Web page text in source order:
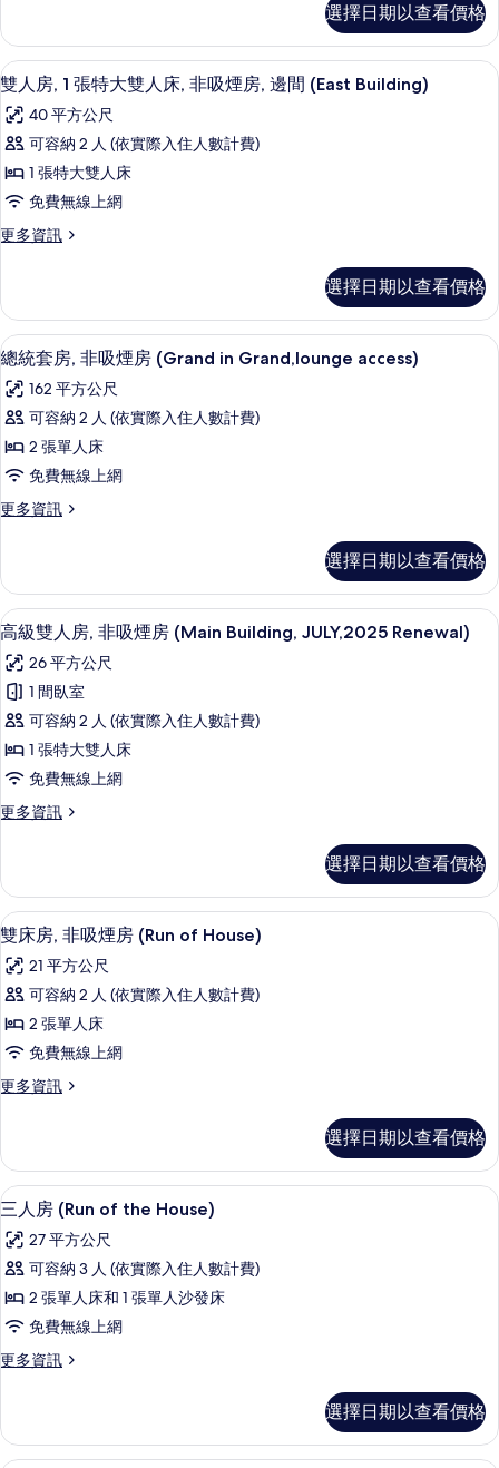
房
(Large
Twin
Room
East
Building)
的
所
有
片
房,
非
吸
房
(Large
Room
East
的
選擇日期以查看價格
顯
示
雙
人
房,
張
大
雙
人
床,
非
吸
煙
房,
(East
Building)
的
所
有
相
片
雙人房, 1 張特大雙人床, 非吸煙房,
5
雙人房, 1 張特大雙人床, 非吸煙房, 邊間 (East Building)
40 平方公尺
可容納 2 人 (依實際入住人數計費)
1 張特大雙人床
免費無線上網
更多資訊
更
房,
張
大
雙
床,
非
煙
(East
Building)
的
詳
情
選擇日期以查看價格
顯
示
總
統
套
房,
非
煙
房
(Grand
in
Grand,lounge
access)
的
所
相
總統套房, 非吸煙房 (Grand in
10
總統套房, 非吸煙房 (Grand in Grand,lounge access)
162 平方公尺
可容納 2 人 (依實際入住人數計費)
2 張單人床
免費無線上網
更多資訊
更
套
房,
非
煙
房
in
Grand,lounge
access)
的
詳
選擇日期以查看價格
顯
示
高
級
雙
人
房,
非
煙
房
(Main
Building,
JULY,2025
Renewal)
的
有
片
高級雙人房, 非吸煙房 (Main
4
高級雙人房, 非吸煙房 (Main Building, JULY,2025 Renewal)
26 平方公尺
1 間臥室
可容納 2 人 (依實際入住人數計費)
1 張特大雙人床
免費無線上網
更多資訊
更
雙
人
房,
吸
煙
(Main
Building,
Renewal)
選擇日期以查看價格
顯
示
雙
床
房,
非
吸
房
(Run
of
House)
的
所
有
相
片
羽絨被、遮光布/窗簾、免費無線上網
4
雙床房, 非吸煙房 (Run of House)
21 平方公尺
可容納 2 人 (依實際入住人數計費)
2 張單人床
免費無線上網
更多資訊
更
房,
非
吸
房
(Run
House)
的
情
選擇日期以查看價格
顯
示
三
人
房
(Run
of
的
羽絨被、遮光布/窗簾、免費無線上網
4
三人房 (Run of the House)
27 平方公尺
可容納 3 人 (依實際入住人數計費)
2 張單人床和 1 張單人沙發床
免費無線上網
更多資訊
更
房
(Run
選擇日期以查看價格